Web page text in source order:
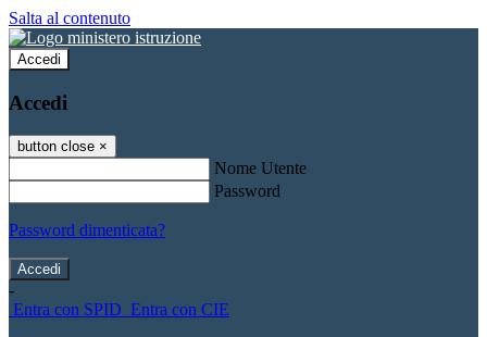
Salta al contenuto
Accedi
Accedi
button close ×
Nome Utente
Password
Password dimenticata?
-
Entra con SPID Entra con CIE